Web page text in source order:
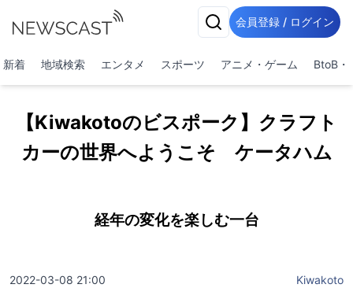
会員登録 / ログイン
新着 地域検索 エンタメ スポーツ アニメ・ゲーム BtoB・
【Kiwakotoのビスポーク】クラフト
カーの世界へようこそ ケータハム
経年の変化を楽しむ一台
2022-03-08 21:00 Kiwakoto